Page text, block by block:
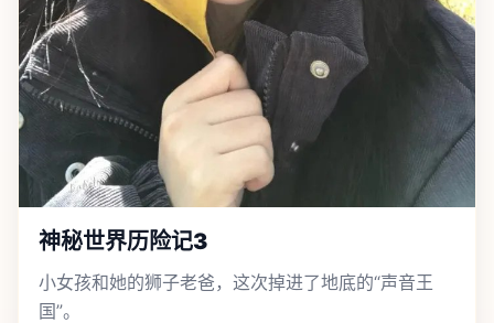
神秘世界历险记3
小女孩和她的狮子老爸，这次掉进了地底的“声音王
国”。